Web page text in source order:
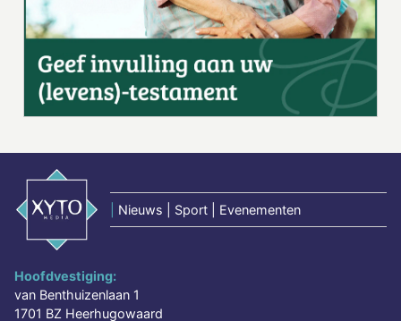
Nieuws | Sport | Evenementen
Hoofdvestiging:
van Benthuizenlaan 1
1701 BZ Heerhugowaard